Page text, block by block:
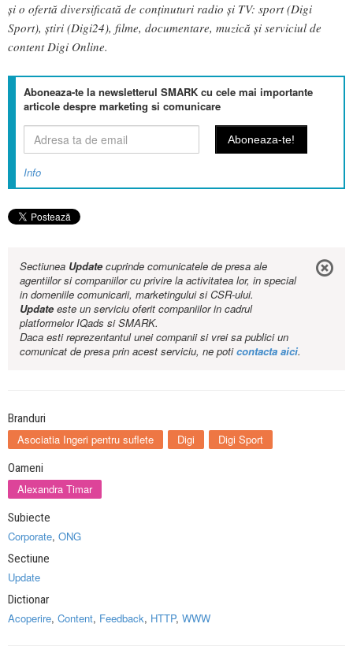
și o ofertă diversificată de conținuturi radio și TV: sport (Digi
Sport), știri (Digi24), filme, documentare, muzică și serviciul de
content Digi Online.
Aboneaza-te la newsletterul SMARK cu cele mai importante
articole despre marketing si comunicare
Info
Sectiunea Updatecuprinde comunicatele de presa ale
agentiilor si companiilor cu privire la activitatea lor, in special
in domeniile comunicarii, marketingului si CSR-ului.
Updateeste un serviciu oferit companiilor in cadrul
platformelor IQads si SMARK.
Daca esti reprezentantul unei companii si vrei sa publici un
comunicat de presa prin acest serviciu, ne poticontacta aici.
Branduri
Asociatia Ingeri pentru suflete Digi Digi Sport
Oameni
Alexandra Timar
Subiecte
Corporate, ONG
Sectiune
Update
Dictionar
Acoperire, Content, Feedback, HTTP, WWW